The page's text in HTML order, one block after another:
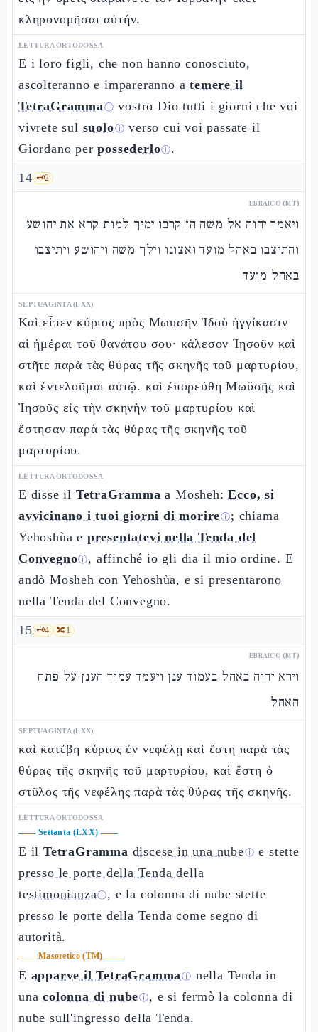
κληρονομῆσαι αὐτήν.
LETTURA ORTODOSSA
E i loro figli, che non hanno conosciuto,
ascolteranno e impareranno atemere il
TetraGrammaⓘ vostro Dio tutti i giorni che voi
vivrete sul suoloⓘ verso cui voi passate il
Giordano perpossederloⓘ.
14 🗝️2
EBRAICO (MT)
ויאמר יהוה אל משה הן קרבו ימיך למות קרא את יהושע
והתיצבו באהל מועד ואצונו וילך משה ויהושע ויתיצבו
באהל מועד
SEPTUAGINTA (LXX)
Καὶ εἶπεν κύριος πρὸς Μωυσῆν Ἰδοὺ ἠγγίκασιν
αἱ ἡμέραι τοῦ θανάτου σου· κάλεσον Ἰησοῦν καὶ
στῆτε παρὰ τὰς θύρας τῆς σκηνῆς τοῦ μαρτυρίου,
καὶ ἐντελοῦμαι αὐτῷ. καὶ ἐπορεύθη Μωϋσῆς καὶ
Ἰησοῦς εἰς τὴν σκηνὴν τοῦ μαρτυρίου καὶ
ἔστησαν παρὰ τὰς θύρας τῆς σκηνῆς τοῦ
μαρτυρίου.
LETTURA ORTODOSSA
E disse il TetraGramma a Mosheh:Ecco, si
avvicinano i tuoi giorni di morireⓘ; chiama
Yehoshùa e presentatevi nella Tenda del
Convegnoⓘ, affinché io gli dia il mio ordine. E
andò Mosheh con Yehoshùa, e si presentarono
nella Tenda del Convegno.
15 🗝️4 🔀1
EBRAICO (MT)
וירא יהוה באהל בעמוד ענן ויעמד עמוד הענן על פתח
האהל
SEPTUAGINTA (LXX)
καὶ κατέβη κύριος ἐν νεφέλῃ καὶ ἔστη παρὰ τὰς
θύρας τῆς σκηνῆς τοῦ μαρτυρίου, καὶ ἔστη ὁ
στῦλος τῆς νεφέλης παρὰ τὰς θύρας τῆς σκηνῆς.
LETTURA ORTODOSSA
—— Settanta (LXX) ——
E il TetraGramma discese in una nubeⓘ e stette
presso le porte della Tenda della
testimonianzaⓘ, e la colonna di nube stette
presso le porte della Tenda come segno di
autorità.
—— Masoretico (TM) ——
E apparve il TetraGrammaⓘ nella Tenda in
unacolonna di nubeⓘ, e si fermò la colonna di
nube sull'ingresso della Tenda.